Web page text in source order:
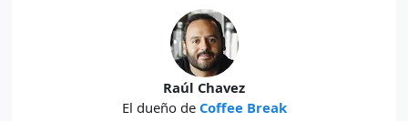
Raúl Chavez
El dueño de Coffee Break